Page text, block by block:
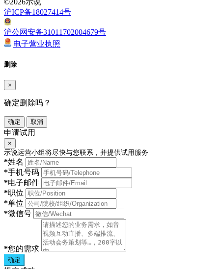
©2026示说
沪ICP备18027414号
沪公网安备31011702004679号
电子营业执照
删除
×
确定删除吗？
确定 取消
申请试用
×
示说运营小组将尽快与您联系，并提供试用服务
*姓名
*手机号码
*电子邮件
*职位
*单位
*微信号
*您的需求
确定